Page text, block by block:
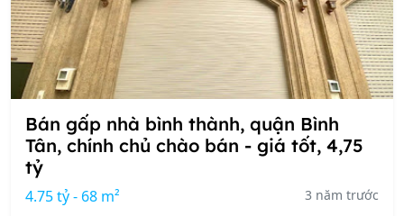
Bán gấp nhà bình thành, quận Bình
Tân, chính chủ chào bán - giá tốt, 4,75
tỷ
4.75 tỷ - 68 m² 3 năm trước